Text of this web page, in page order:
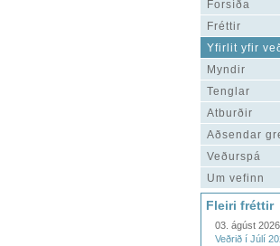
Forsíða
Fréttir
Yfirlit yfir
Myndir
Tenglar
Atburðir
Aðsendar
Veðurspá
Um vefinn
Fleiri fréttir
03. ágúst
Veðrið í Júlí